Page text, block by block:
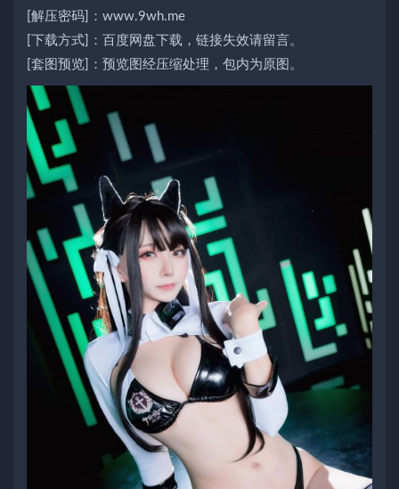
[解压密码]：www.9wh.me
[下载方式]：百度网盘下载，链接失效请留言。
[套图预览]：预览图经压缩处理，包内为原图。